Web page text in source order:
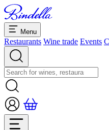
Menu
Restaurants Wine trade Events